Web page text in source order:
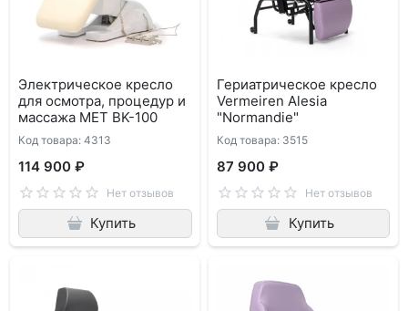
Электрическое кресло
для осмотра, процедур и
массажа MET ВK-100
Код товара: 4313
114 900 ₽
Нет отзывов
Купить
Гериатрическое кресло
Vermeiren Alesia
"Normandie"
Код товара: 3515
87 900 ₽
Нет отзывов
Купить